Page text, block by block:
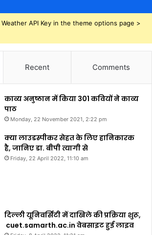
API Key in the theme options page >
Recent Comments
काव्य अनुष्ठान में किया 301 कवियों ने काव्य
पाठ
Monday, 22 November 2021, 2:22 pm
क्या लाउडस्पीकर सेहत के लिए हानिकारक
है, जानिए डा. बीपी त्यागी से
Friday, 22 April 2022, 11:10 am
दिल्ली यूनिवर्सिटी में दाखिले की प्रक्रिया शुरू,
cuet.samarth.ac.in वेबसाइट हुई लाइव